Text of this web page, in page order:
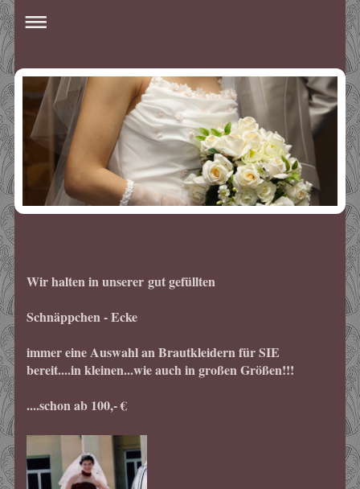
Wir halten in unserer gut gefüllten
Schnäppchen - Ecke
immer eine Auswahl an Brautkleidern für SIE
bereit....in kleinen...wie auch in großen Größen!!!
....schon ab 100,- €